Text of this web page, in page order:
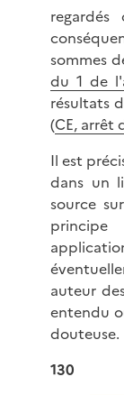
sommes
du 1 de
résultats
(CE, arrêt
Il est
dans un
source
auteur
entendu
douteuse.
130